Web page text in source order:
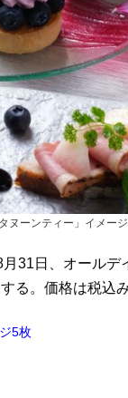
ヌーンティー」イメージ
日、オールデ
る。価格は税込
5枚